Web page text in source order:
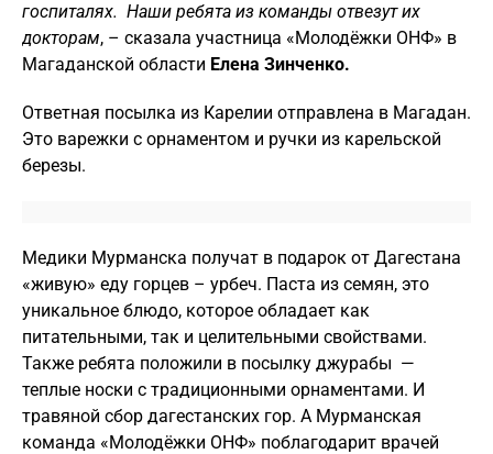
госпиталях. Наши ребята из команды отвезут их
докторам, – сказала участница «Молодёжки ОНФ» в
Магаданской области Елена Зинченко.
Ответная посылка из Карелии отправлена в Магадан.
Это варежки с орнаментом и ручки из карельской
березы.
Медики Мурманска получат в подарок от Дагестана
«живую» еду горцев – урбеч. Паста из семян, это
уникальное блюдо, которое обладает как
питательными, так и целительными свойствами.
Также ребята положили в посылку джурабы —
теплые носки с традиционными орнаментами. И
травяной сбор дагестанских гор. А Мурманская
команда «Молодёжки ОНФ» поблагодарит врачей